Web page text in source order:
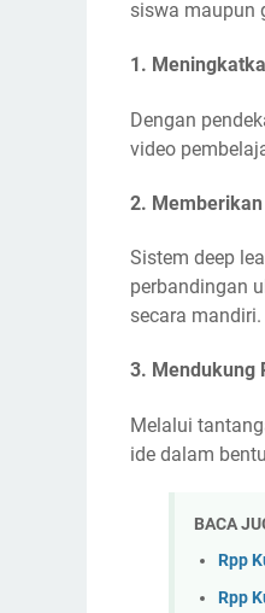
siswa maupun
1.
Dengan
video
2.
Sistem deep
perbandingan
secara mandiri.
3. Mendukung
Melalui
ide dalam
BACA
Rpp
Rpp